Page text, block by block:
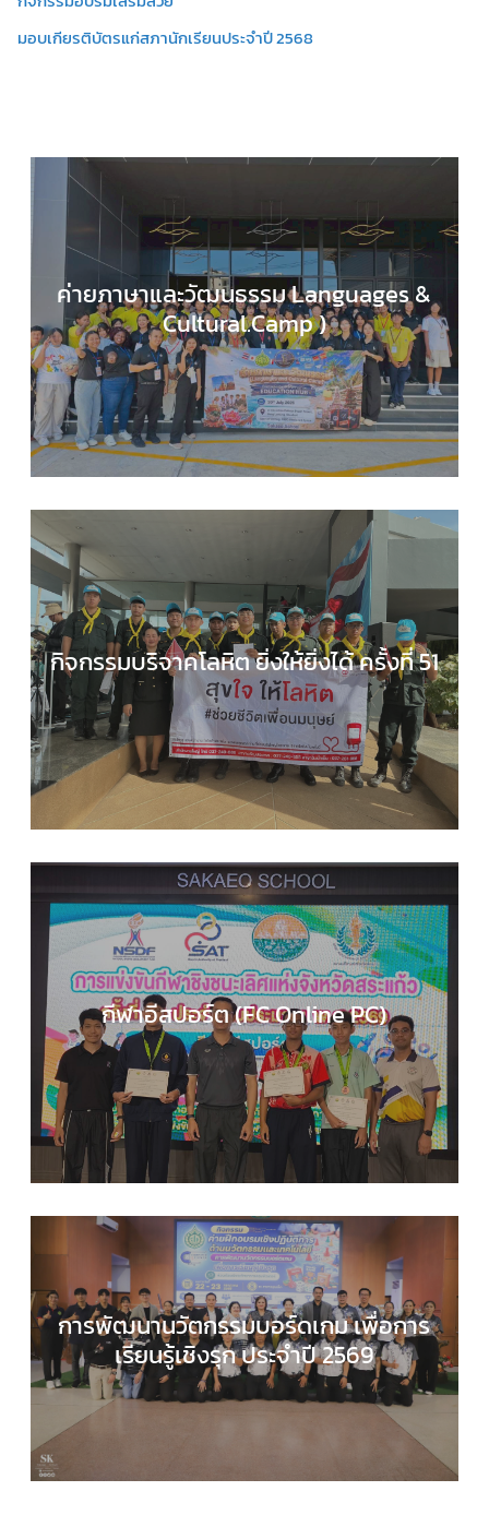
มอบเกียรติบัตรแก่สภานักเรียนประจำปี 2568
ค่ายภาษาและวัฒนธรรม Languages &
Cultural.Camp )
EDUCATION HUB, กลุ่มสาระการเรียนรู้ภาษาต่างปร
กิจกรรมของเรา , กิจกรรมนักเรียน, ข่าวประชาสัมพัน
กิจกรรมบริจาคโลหิต ยิ่งให้ยิ่งได้ ครั้งที่ 51
กลุ่มบริหารงานทั่วไป, กิจกรรมของเรา, กิจกรรมนักเ
, ข่าวประชาสัมพันธ์
กีฬาอีสปอร์ต (FC Online PC)
COMPUTER SCIENCE
กลุ่มสาระการเรียนรู้วิทยาศ
ละเทคโนโลยี, กิจกรรมของเรา, กิจกรรมนักเรียน,
ประชาสัมพันธ์
การพัฒนานวัตกรรมบอร์ดเกม เพื่อการ
เรียนรู้เชิงรุก ประจำปี 2569
COMPUTER SCIENCE, กลุ่มสาระการเรียนรู้วิทยาศา
ละเทคโนโลยี
กิจกรรมนักเรียน